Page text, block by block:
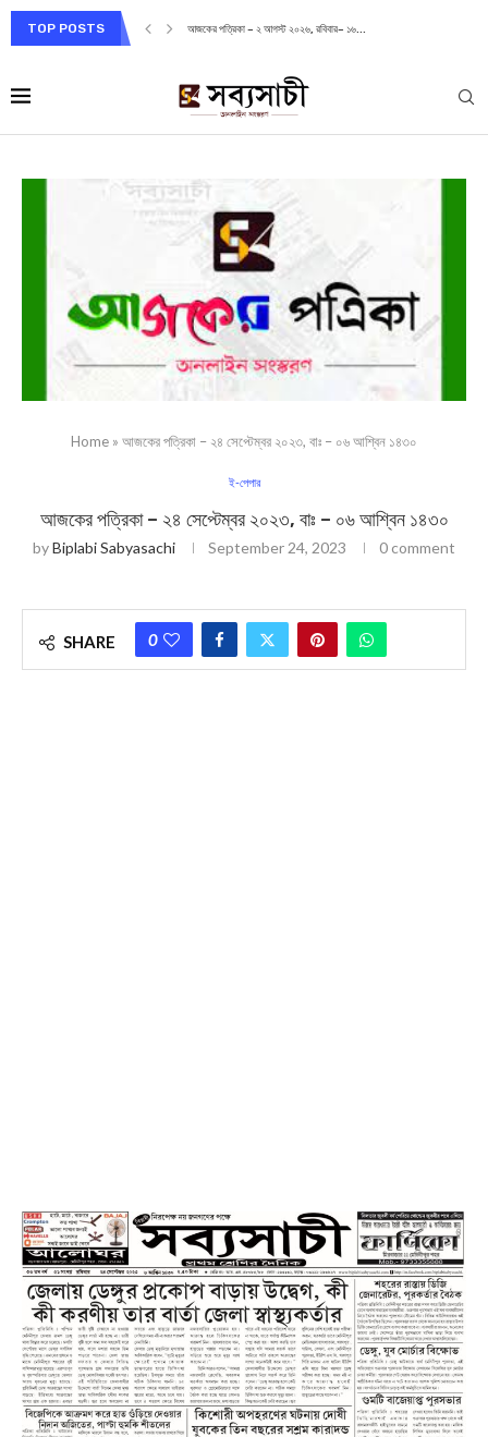
TOP POSTS আজকের পত্রিকা – ২ আগস্ট ২০২৬, রবিবার– ১৬...
Home » আজকের পত্রিকা – ২৪ সেপ্টেম্বর ২০২৩, বাঃ – ০৬ আশ্বিন ১৪৩০
ই-পেপার
আজকের পত্রিকা – ২৪ সেপ্টেম্বর ২০২৩, বাঃ – ০৬ আশ্বিন ১৪৩০
byBiplabi Sabyasachi September 24, 2023 0 comment
SHARE 0